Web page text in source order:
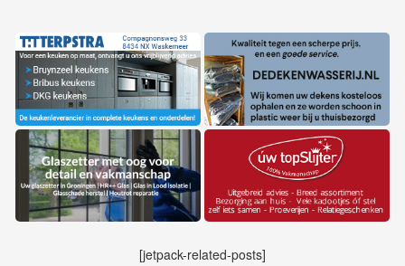
[jetpack-related-posts]